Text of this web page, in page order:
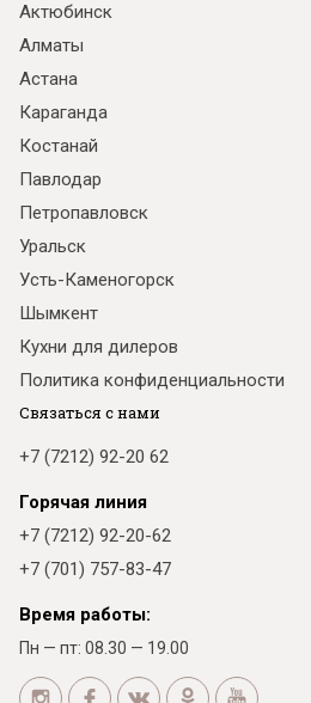
Актюбинск
Алматы
Астана
Караганда
Костанай
Павлодар
Петропавловск
Уральск
Усть-Каменогорск
Шымкент
Кухни для дилеров
Политика конфиденциальности
Связаться с нами
+7 (7212) 92-20 62
Горячая линия
+7 (7212) 92-20-62
+7 (701) 757-83-47
Время работы:
Пн — пт: 08.30 — 19.00